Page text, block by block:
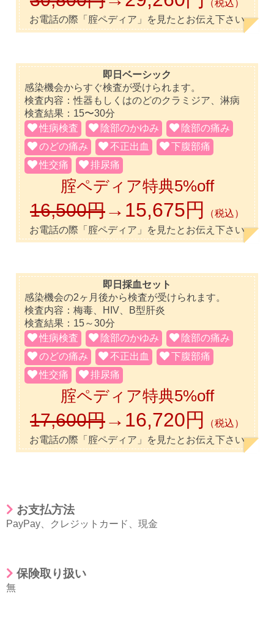
（税込）
お電話の際「腟ペディア」を見たとお伝え下さい
即日ベーシック
感染機会からすぐ検査が受けられます。
検査内容：性器もしくはのどのクラミジア、淋病
検査結果：15〜30分
性病検査
陰部のかゆみ
陰部の痛み
のどの痛み
不正出血
下腹部痛
性交痛
排尿痛
腟ペディア特典5%off
16,500円→15,675円
（税込）
お電話の際「腟ペディア」を見たとお伝え下さい
即日採血セット
感染機会の2ヶ月後から検査が受けられます。
検査内容：梅毒、HIV、B型肝炎
検査結果：15～30分
性病検査
陰部のかゆみ
陰部の痛み
のどの痛み
不正出血
下腹部痛
性交痛
排尿痛
腟ペディア特典5%off
17,600円→16,720円
（税込）
お電話の際「腟ペディア」を見たとお伝え下さい
お支払方法
PayPay、 クレジットカード 、 現金
保険取り扱い
無